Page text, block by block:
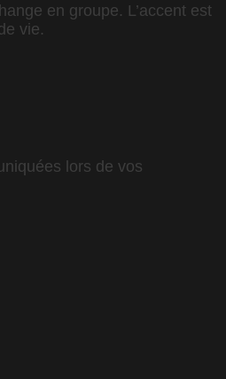
en groupe. L’accent est
vie.
lors de vos